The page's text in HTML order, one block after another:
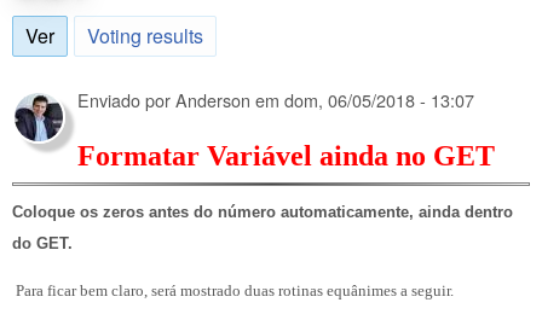
Ver(aba ativa)
Voting results
Enviado porAnderson em dom, 06/05/2018 - 13:07
Formatar Variável ainda no GET
Coloque os zeros antes do número automaticamente, ainda dentro
do GET.
Para ficar bem claro, será mostrado duas rotinas equânimes a seguir.